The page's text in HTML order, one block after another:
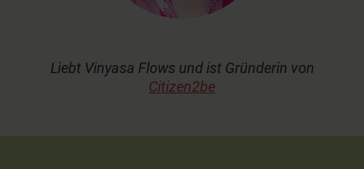
Liebt Vinyasa Flows und ist Gründerin von
Citizen2be